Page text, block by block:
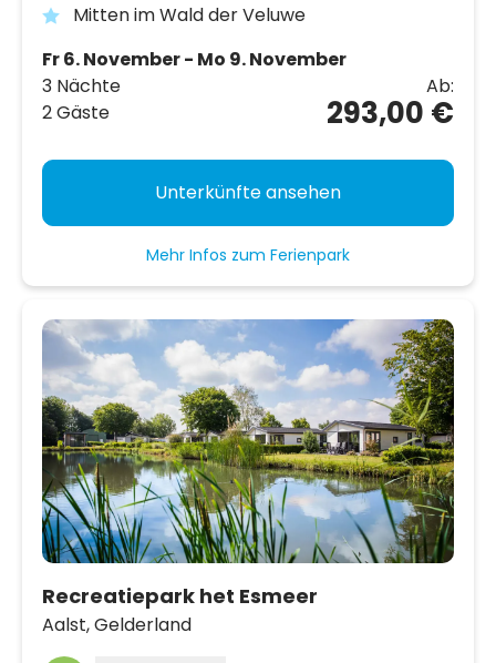
Mitten im Wald der Veluwe
Fr 6. November - Mo 9. November
3 Nächte
2 Gäste
Ab:
293,00 €
Unterkünfte ansehen
Mehr Infos zum Ferienpark
Recreatiepark het Esmeer
Aalst,Gelderland